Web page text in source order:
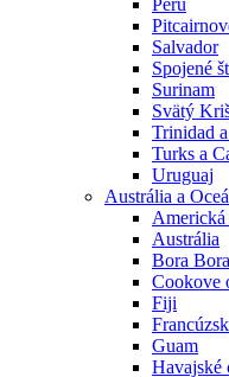
Peru
Salvador
Spojené
Surinam
Svätý
Trinidad
Turks a
Uruguaj
Austrália a
Americká
Austrália
Bora Bora
Cookove
Fiji
Guam
Havajské